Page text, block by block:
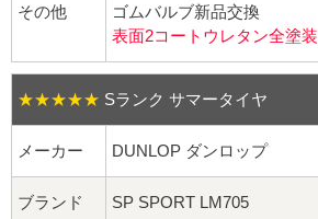
ロング袋ナット
ショート袋ナット
スチール鉄ホイール
持ち込み交換工賃
その他
ゴムバルブ新品交換
表面2コートウレタン全塗装
★★★★★ Sランク サマータイヤ
メーカー DUNLOP ダンロップ
ブランド SP SPORT LM705